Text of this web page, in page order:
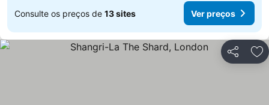
Consulte os preços de 13 sites Ver preços
Partilhar